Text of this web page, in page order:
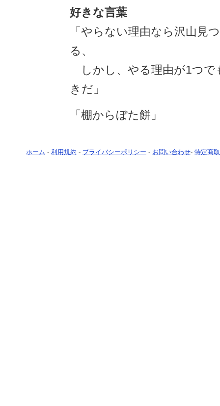
好きな言葉
「やらない理由なら沢山見
る、
しかし、やる理由が1つで
きだ」
「棚からぼた餅」
ホーム - 利用規約 - プライバシーポリシー - お問い合わせ- 特定商